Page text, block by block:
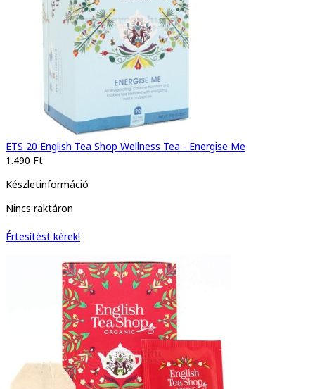
ETS 20 English Tea Shop Wellness Tea - Energise Me
1.490 Ft
Készletinformáció
Nincs raktáron
Értesítést kérek!